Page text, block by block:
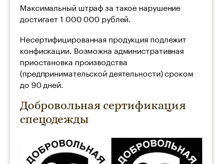
Максимальный штраф за такое нарушение
достигает 1 000 000 рублей.
Несертифицированная продукция подлежит
конфискации. Возможна административная
приостановка производства
(предпринимательской деятельности) сроком
до 90 дней.
Добровольная сертификация
спецодежды